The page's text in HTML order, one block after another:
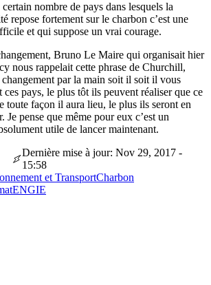
nombre de pays dans lesquels la
repose fortement sur le charbon c’est une
et qui suppose un vrai courage.
Bruno Le Maire qui organisait hier
nous rappelait cette phrase de Churchill,
par la main soit il soit il vous
pays, le plus tôt ils peuvent réaliser que ce
toute façon il aura lieu, le plus ils seront en
Je pense que même pour eux c’est un
utile de lancer maintenant.
Dernière mise à jour: Nov 29, 2017 -
15:58
et TransportCharbon
ENGIE